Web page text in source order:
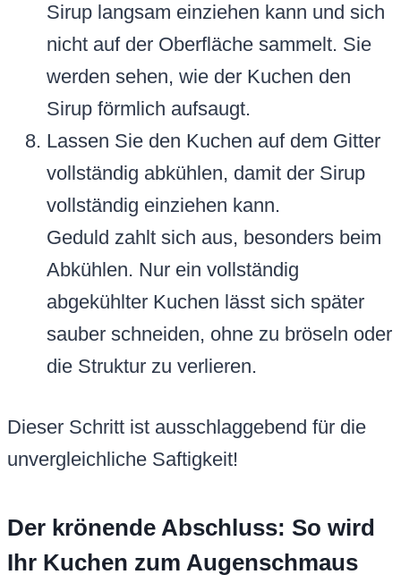
Sirup langsam einziehen kann und sich
nicht auf der Oberfläche sammelt. Sie
werden sehen, wie der Kuchen den
Sirup förmlich aufsaugt.
Lassen Sie den Kuchen auf dem Gitter
vollständig abkühlen, damit der Sirup
vollständig einziehen kann.
Geduld zahlt sich aus, besonders beim
Abkühlen. Nur ein vollständig
abgekühlter Kuchen lässt sich später
sauber schneiden, ohne zu bröseln oder
die Struktur zu verlieren.
Dieser Schritt ist ausschlaggebend für die
unvergleichliche Saftigkeit!
Der krönende Abschluss: So wird
Ihr Kuchen zum Augenschmaus